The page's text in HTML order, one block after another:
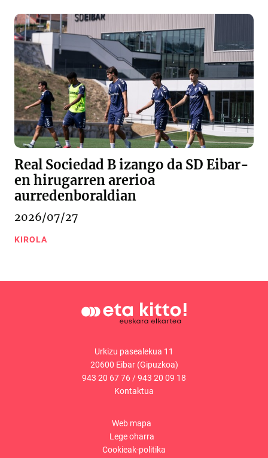
Real Sociedad B izango da SD Eibar-
en hirugarren arerioa
aurredenboraldian
2026/07/27
KIROLA
Urkizu pasealekua 11
20600 Eibar (Gipuzkoa)
943 20 67 76 /943 20 09 18
Kontaktua
Web mapa
Lege oharra
Cookieak-politika